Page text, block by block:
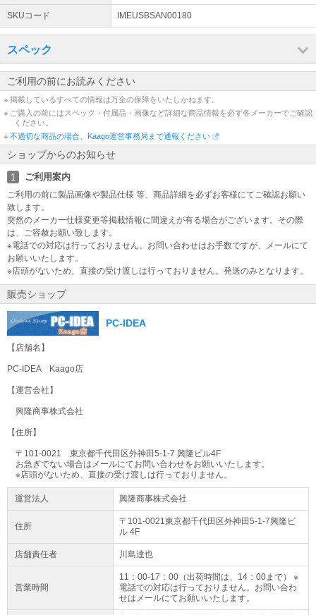
昼1時着金分まで）当日出荷いたします。お問合せ回答は1-2営業日
かかる場合がございます。
適格請求書（インボイス）について
納品書、請求書、領収書がインボイス対応様式です。特にご指定が
ない場合は納品書(兼インボイス)を商品に同封いたします。 [登録番
号：T3010001068958 興隆商事株式会社]
領収書について
出荷完了メールに領収書発行用のURLリンクが記載されています。
そちらのリンクよりご発行ください。※代金引換のご注文は対象外と
なります。お支払時に運送会社より発行となります。
商品不具合のお問合せについて
不具合等のご連絡をいただく際に、症状、商品のSN（シリアルナン
バー）、PCの構成を併せてご連絡をお願いいたします。
SKUコード IMEUSBSAN00180
スペック
ご利用の前にお読みください
※ 掲載しているすべての情報は万全の保障をいたしかねます。
※ ご購入の前にはスペック・付属品・画像など詳細な商品情報を必ず各メーカーでご確認
ください。
※ 不適切な商品の場合、Kaago運営事務局まで通報ください
ショップからのお知らせ
1 ご利用案内
ご利用の前に製品画像や製品仕様 等、商品詳細を必ずお客様にてご確認お願い
致します。
突然のメーカー仕様変更等掲載情報に間違えが有る場合がございます。その際
は、ご容赦お願い致します。
※電話での対応は行っておりません。お問い合わせはお手数ですが、メールにて
お願いいたします。
※店頭がないため、直接の受け渡しは行っておりません。発送のみとなります。
販売ショップ
PC-IDEA
【店舗名】
PC-IDEA Kaago店
【運営会社】
興隆商事株式会社
【住所】
〒101-0021 東京都千代田区外神田5-1-7 興隆ビル4F
お急ぎでない場合はメールにてお問い合わせをお願いいたします。
※店頭がないため、直接の受け渡しは行っておりません。
運営法人 興隆商事株式会社
住所 〒101-0021東京都千代田区外神田5-1-7興隆ビ
ル 4F
店舗責任者 川島達也
営業時間
11：00-17：00（出荷時間は、14：00まで） ※
電話での対応は行っておりません。お問い合わ
せはメールにてお願いいたします。